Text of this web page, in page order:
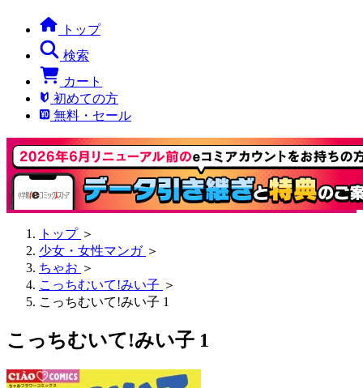
トップ
検索
カート
初めての方
無料・セール
トップ ＞
少女・女性マンガ ＞
ちゃお ＞
こっちむいて!みい子 ＞
こっちむいて!みい子 1
こっちむいて!みい子 1